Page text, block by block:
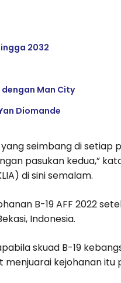
2032
dengan Man City
Diomande
seimbang di setiap
pasukan kedua,”
di sini semalam.
B-19 AFF 2022
Indonesia.
skuad B-19
kejohanan itu